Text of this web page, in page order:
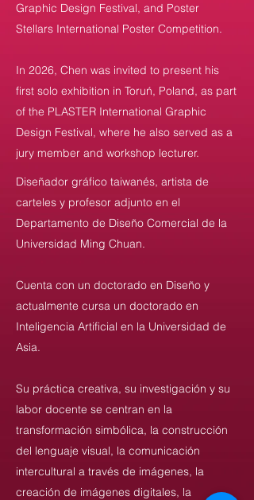
Graphic Design Festival, and Poster
Stellars International Poster Competition.
In 2026, Chen was invited to present his
first solo exhibition in Toruń, Poland, as part
of the PLASTER International Graphic
Design Festival, where he also served as a
jury member and workshop lecturer.
Diseñador gráfico taiwanés, artista de
carteles y profesor adjunto en el
Departamento de Diseño Comercial de la
Universidad Ming Chuan.
Cuenta con un doctorado en Diseño y
actualmente cursa un doctorado en
Inteligencia Artificial en la Universidad de
Asia.
Su práctica creativa, su investigación y su
labor docente se centran en la
transformación simbólica, la construcción
del lenguaje visual, la comunicación
intercultural a través de imágenes, la
creación de imágenes digitales, la